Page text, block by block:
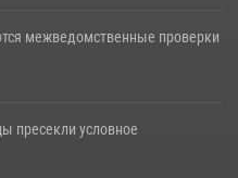
межведомственные проверки
пресекли условное